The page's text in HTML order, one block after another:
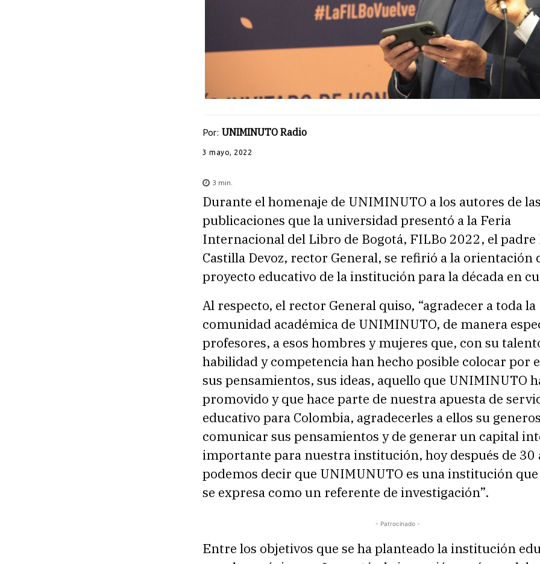
Por: UNIMINUTO Radio
3 mayo, 2022
3 min.
Durante el homenaje de UNIMINUTO a los autores de
publicaciones que la universidad presentó a la Feria
Internacional del Libro de Bogotá, FILBo 2022, el
Castilla Devoz, rector General, se refirió a la orientación
proyecto educativo de la institución para la década en
Al respecto, el rector General quiso, “agradecer a toda la
comunidad académica de UNIMINUTO, de manera
profesores, a esos hombres y mujeres que, con su
habilidad y competencia han hecho posible colocar por
sus pensamientos, sus ideas, aquello que UNIMINUTO
promovido y que hace parte de nuestra apuesta de
educativo para Colombia, agradecerles a ellos su
comunicar sus pensamientos y de generar un capital
importante para nuestra institución, hoy después de 30
podemos decir que UNIMUNUTO es una institución
se expresa como un referente de investigación”.
- Patrocinado -
Entre los objetivos que se ha planteado la institución